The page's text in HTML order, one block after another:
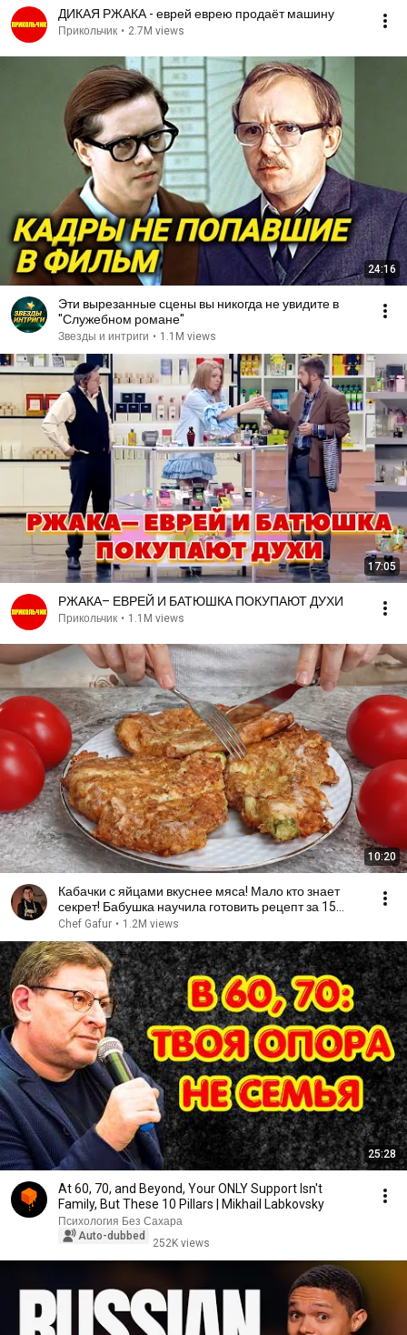
ДИКАЯ РЖАКА - еврей еврею продаёт машину
Прикольчик • 2.7M views
24:16
Эти вырезанные сцены вы никогда не увидите в
"Служебном романе"
Звезды и интриги • 1.1M views
17:05
РЖАКА– ЕВРЕЙ И БАТЮШКА ПОКУПАЮТ ДУХИ
Прикольчик • 1.1M views
10:20
Кабачки с яйцами вкуснее мяса! Мало кто знает
секрет! Бабушка научила готовить рецепт за 15
минут
Chef Gafur • 1.2M views
25:28
At 60, 70, and Beyond, Your ONLY Support Isn't
Family, But These 10 Pillars | Mikhail Labkovsky
Психология Без Сахара
Auto-dubbed
252K views